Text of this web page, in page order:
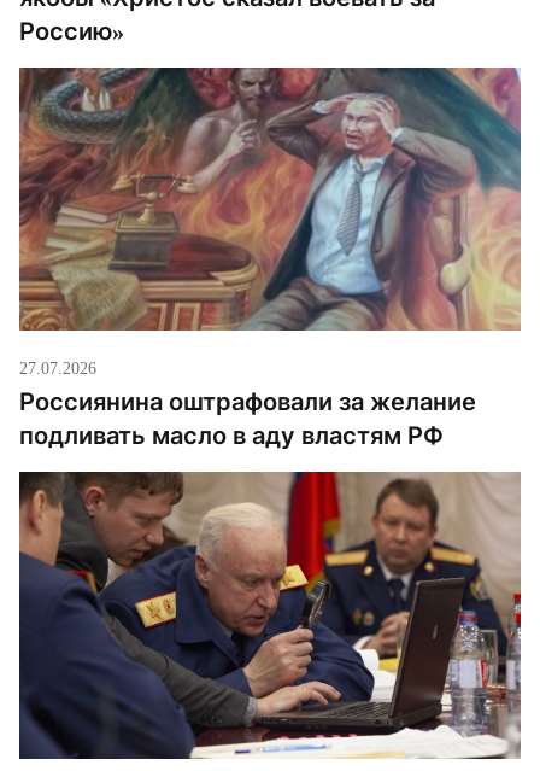
Россию»
27.07.2026
Россиянина оштрафовали за желание
подливать масло в аду властям РФ